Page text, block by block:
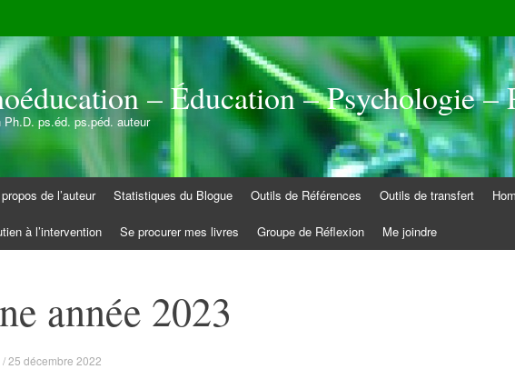
– Éducation – Psychologie –
Ph.D. ps.éd. ps.péd. auteur
de l’auteur Statistiques du Blogue Outils de Références Outils de transfert
à l’intervention Se procurer mes livres Groupe de Réflexion Me joindre
année 2023
/25 décembre 2022